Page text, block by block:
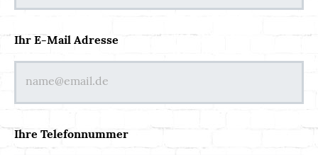
Ihr E-Mail Adresse
Ihre Telefonnummer